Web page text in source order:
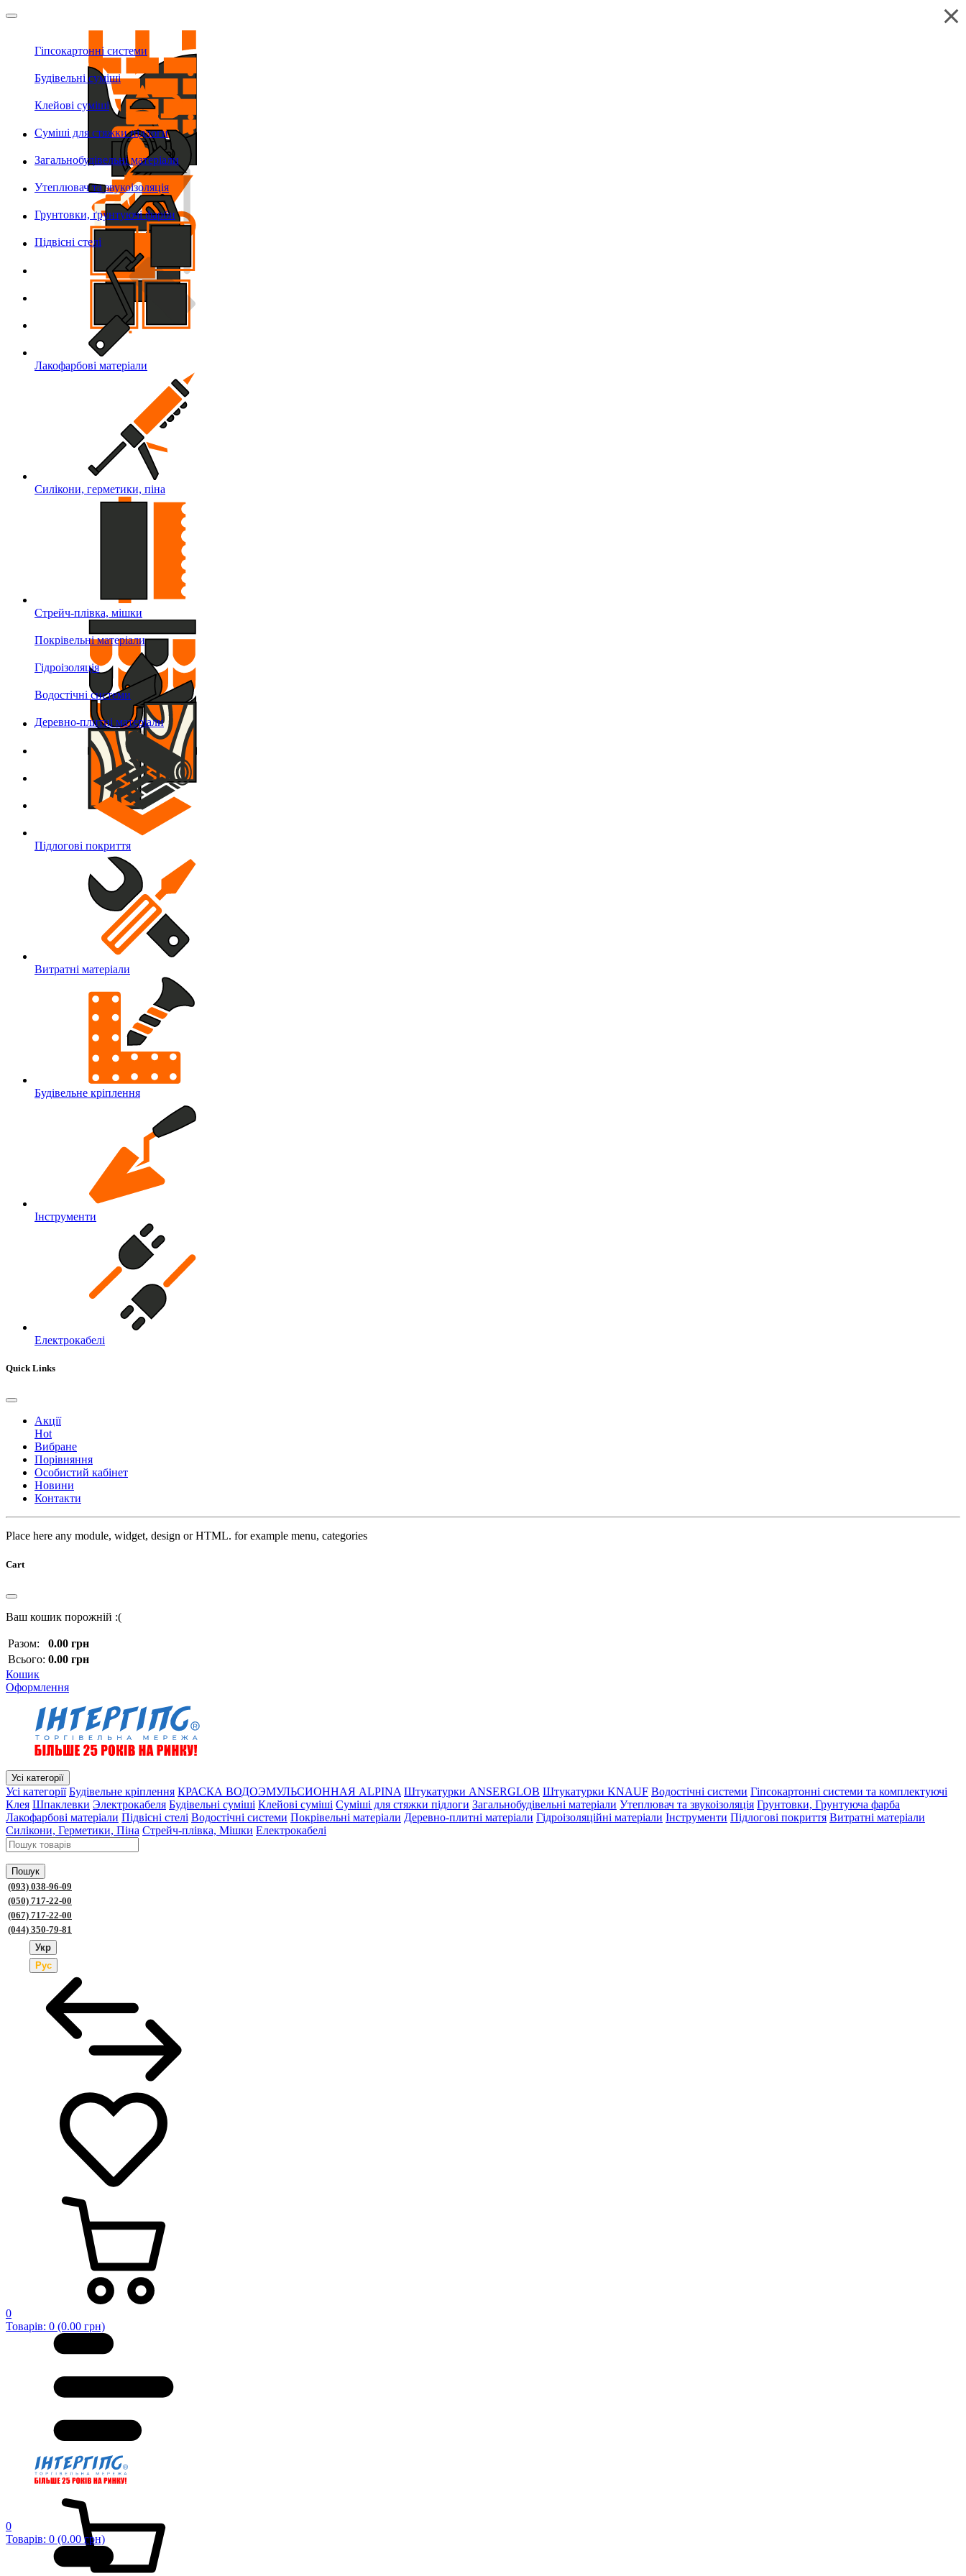
Гіпсокартонні системи
Будівельні суміші
Клейові суміші
Суміші для стяжки підлоги
Загальнобудівельні матеріали
Утеплювач та звукоізоляція
Грунтовки, ґрунтуючі фарби
Підвісні стелі
Лакофарбові матеріали
Силікони, герметики, піна
Стрейч-плівка, мішки
Покрівельні матеріали
Гідроізоляція
Водостічні системи
Деревно-плитні матеріали
Підлогові покриття
Витратні матеріали
Будівельне кріплення
Інструменти
Електрокабелі
Quick Links
Акції
Hot
Вибране
Порівняння
Особистий кабінет
Новини
Контакти
Place here any module, widget, design or HTML. for example menu, categories
Cart
Ваш кошик порожній :(
Разом:
0.00 грн
Всього: 0.00 грн
Кошик
Оформлення
Усі категорії
Усі категорії Будівельне кріплення КРАСКА ВОДОЭМУЛЬСИОННАЯ ALPINA Штукатурки ANSERGLOB Штукатурки KNAUF Водостічні системи Гіпсокартонні системи та комплектуючі
Клея Шпаклевки Электрокабеля Будівельні суміші Клейові суміші Суміші для стяжки підлоги Загальнобудівельні матеріали Утеплювач та звукоізоляція Грунтовки, Грунтуюча фарба
Лакофарбові матеріали Підвісні стелі Водостічні системи Покрівельні матеріали Деревно-плитні матеріали Гідроізоляційні матеріали Інструменти Підлогові покриття Витратні матеріали
Силікони, Герметики, Піна Стрейч-плівка, Мішки Електрокабелі
Пошук
(093) 038-96-09
(050) 717-22-00
(067) 717-22-00
(044) 350-79-81
Укр
Рус
0
Товарів: 0 (0.00 грн)
0
Товарів: 0 (0.00 грн)